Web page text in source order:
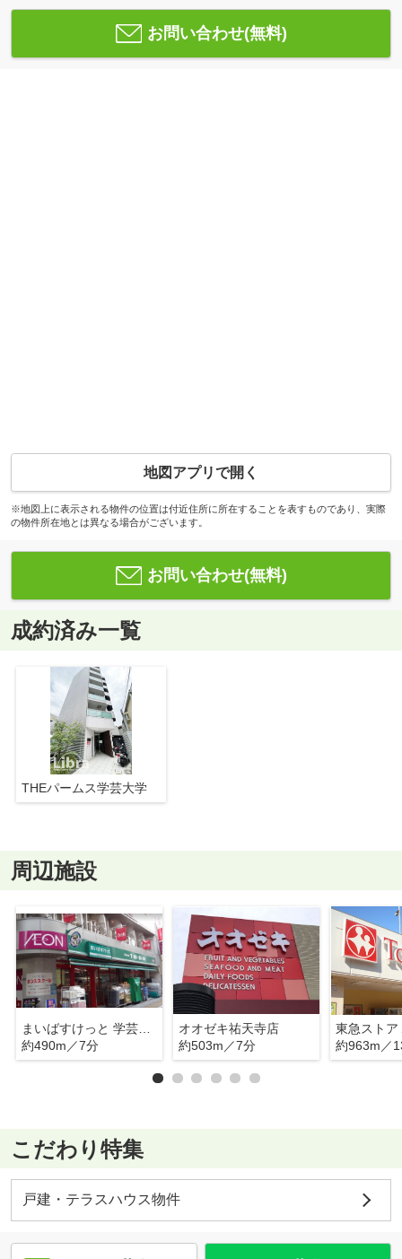
お問い合わせ(無料)
地図アプリで開く
※地図上に表示される物件の位置は付近住所に所在することを表すものであり、実際
の物件所在地とは異なる場合がございます。
お問い合わせ(無料)
成約済み一覧
THEパームス学芸大学
周辺施設
まいばすけっと 学芸大学東口店
約490m／7分
オオゼキ祐天寺店
約503m／7分
約963m／
こだわり特集
戸建・テラスハウス物件